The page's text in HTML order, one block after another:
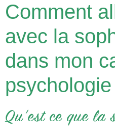
Comment
avec la
dans mon
Qu’est ce que la